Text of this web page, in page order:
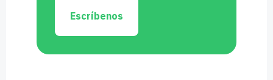
Escríbenos